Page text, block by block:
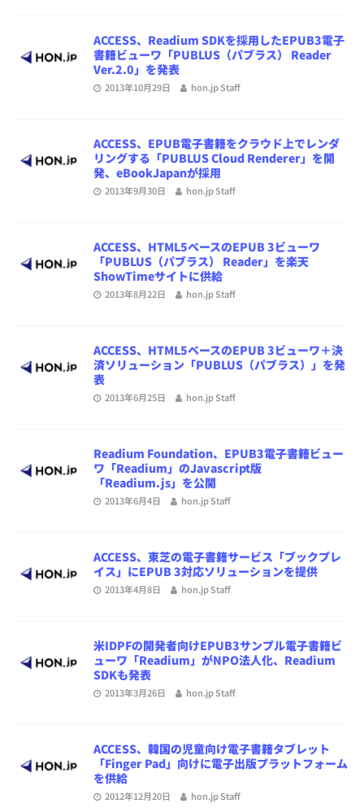
ACCESS、Readium SDKを採用したEPUB3電子
書籍ビューワ「PUBLUS（パブラス） Reader
Ver.2.0」を発表
2013年10月29日 hon.jp Staff
ACCESS、EPUB電子書籍をクラウド上でレンダ
リングする「PUBLUS Cloud Renderer」を開
発、eBookJapanが採用
2013年9月30日 hon.jp Staff
ACCESS、HTML5ベースのEPUB 3ビューワ
「PUBLUS（パブラス） Reader」を楽天
ShowTimeサイトに供給
2013年8月22日 hon.jp Staff
ACCESS、HTML5ベースのEPUB 3ビューワ＋決
済ソリューション「PUBLUS（パブラス）」を発
表
2013年6月25日 hon.jp Staff
Readium Foundation、EPUB3電子書籍ビュー
ワ「Readium」のJavascript版
「Readium.js」を公開
2013年6月4日 hon.jp Staff
ACCESS、東芝の電子書籍サービス「ブックプレ
イス」にEPUB 3対応ソリューションを提供
2013年4月8日 hon.jp Staff
米IDPFの開発者向けEPUB3サンプル電子書籍ビ
ューワ「Readium」がNPO法人化、Readium
SDKも発表
2013年3月26日 hon.jp Staff
ACCESS、韓国の児童向け電子書籍タブレット
「Finger Pad」向けに電子出版プラットフォーム
を供給
2012年12月20日 hon.jp Staff